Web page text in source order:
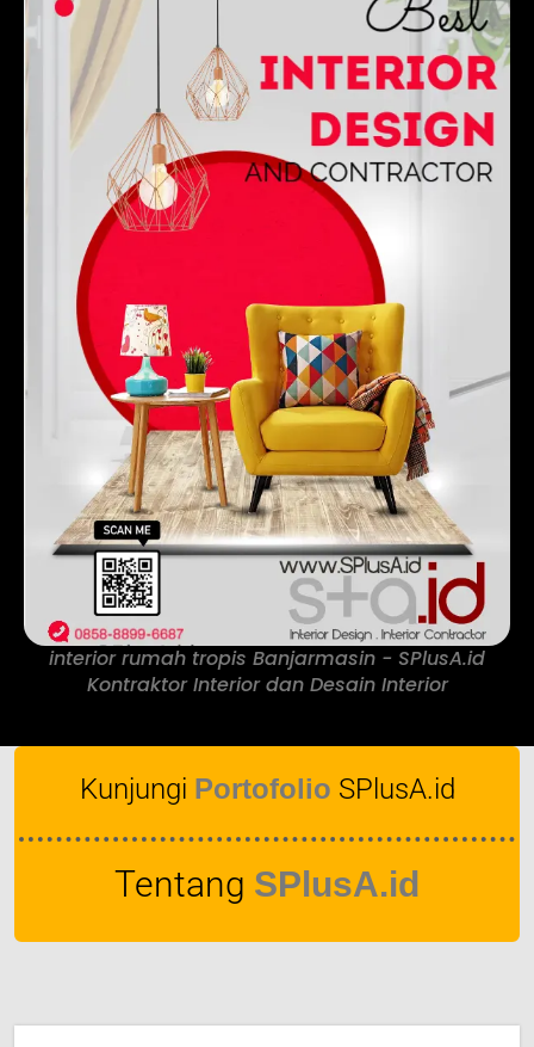
interior rumah tropis Banjarmasin - SPlusA.id
Kontraktor Interior dan Desain Interior
Kunjungi Portofolio SPlusA.id
Tentang SPlusA.id